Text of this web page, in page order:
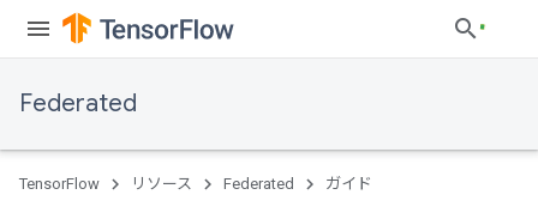
Federated
TensorFlow リソース Federated ガイド